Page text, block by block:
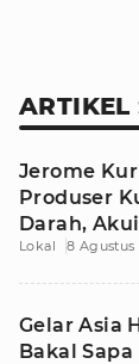
ARTIKEL
Jerome
Produser
Darah,
Lokal 8 Agustus
Gelar Asia
Bakal